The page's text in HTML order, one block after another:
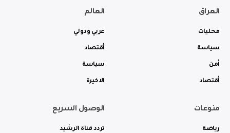
العراق
محليات
سياسة
أمن
أقتصاد
العالم
عربي ودولي
أقتصاد
سياسة
الاخيرة
منوعات
رياضة
الوصول السريع
تردد قناة الرشيد